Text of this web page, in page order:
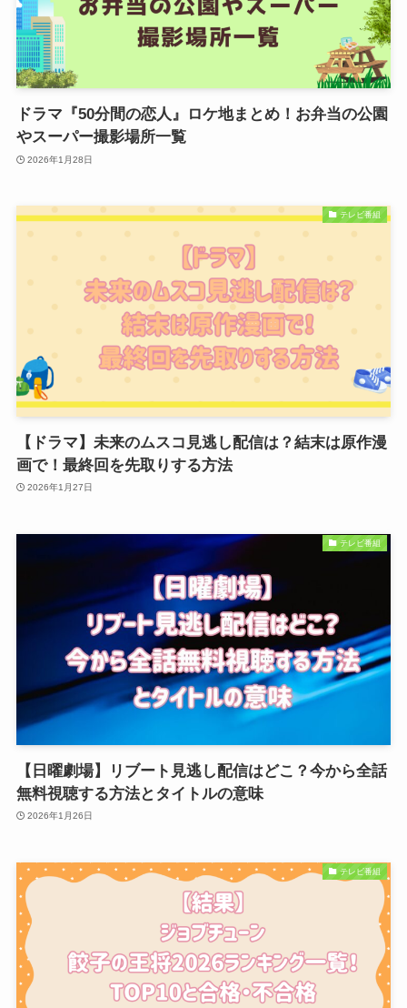
ドラマ『50分間の恋人』ロケ地まとめ！お弁当の公園
やスーパー撮影場所一覧
2026年1月28日
テレビ番組
【ドラマ】未来のムスコ見逃し配信は？結末は原作漫
画で！最終回を先取りする方法
2026年1月27日
テレビ番組
【日曜劇場】リブート見逃し配信はどこ？今から全話
無料視聴する方法とタイトルの意味
2026年1月26日
テレビ番組